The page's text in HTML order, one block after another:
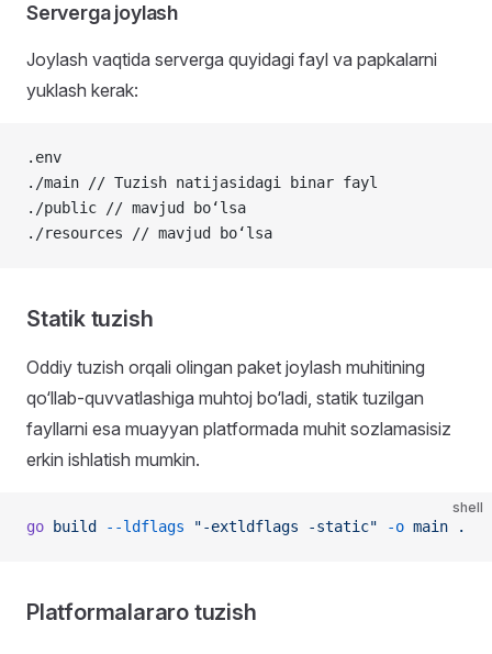
Serverga joylash
Joylash vaqtida serverga quyidagi fayl va papkalarni
yuklash kerak:
.env
./main // Tuzish natijasidagi binar fayl
./public // mavjud bo‘lsa
./resources // mavjud bo‘lsa
Statik tuzish
Oddiy tuzish orqali olingan paket joylash muhitining
qo‘llab-quvvatlashiga muhtoj bo‘ladi, statik tuzilgan
fayllarni esa muayyan platformada muhit sozlamasisiz
erkin ishlatish mumkin.
shell
go build --ldflags "-extldflags -static" -o main .
Platformalararo tuzish